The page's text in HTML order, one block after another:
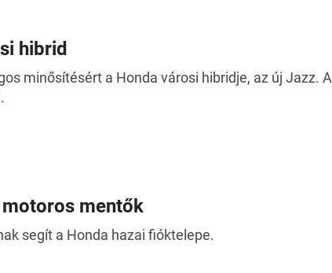
hibrid
minősítésért a Honda városi hibridje, az új Jazz. A
mentők
segít a Honda hazai fióktelepe.